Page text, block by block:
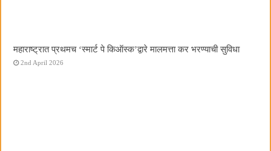
महाराष्ट्रात प्रथमच ‌‘स्मार्ट पे किऑस्क‌’द्वारे मालमत्ता कर भरण्याची सुविधा
2nd April 2026